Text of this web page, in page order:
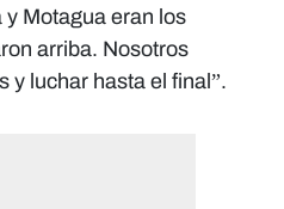
Motagua eran los
arriba. Nosotros
y luchar hasta el final”.